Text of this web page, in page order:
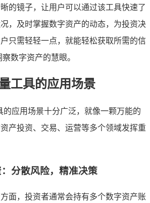
的镜子，让用户可以通过该工具快速了
，及时掌握数字资产的动态，为投资决
只需轻轻一点，就能轻松获取所需的信
数字资产的慧眼。
工具的应用场景
的应用场景十分广泛，就像一颗万能的
产投资、交易、运营等多个领域发挥重
分散风险，精准决策
面，投资者通常会持有多个数字资产账